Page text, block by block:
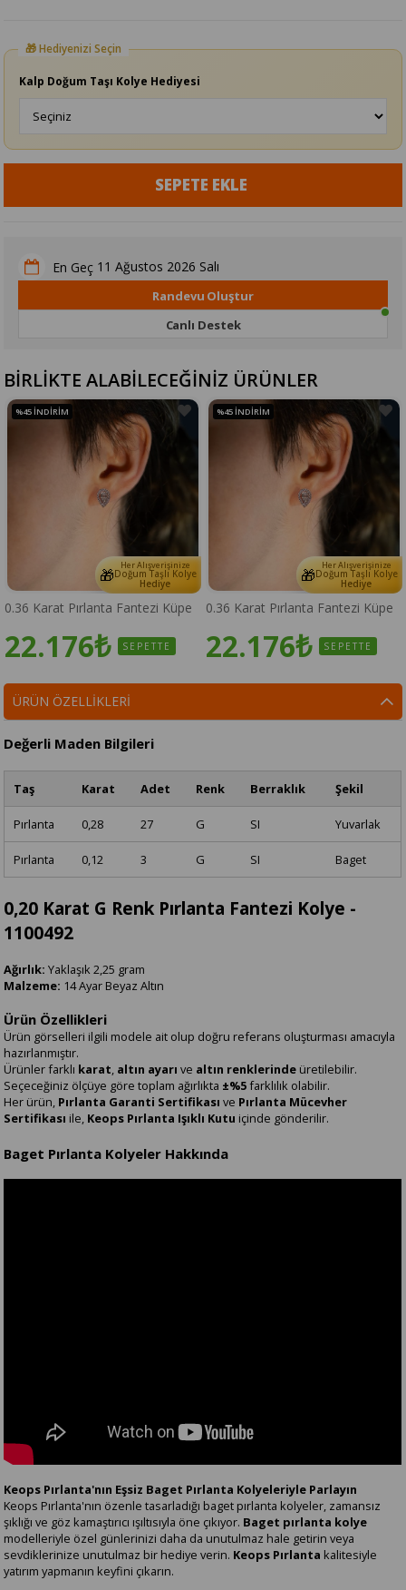
Kalp Doğum Taşı Kolye Hediyesi
En Geç 11 Ağustos 2026 Salı
Randevu Oluştur
Canlı Destek
ÜRÜN ÖZELLIKLERI
Değerli Maden Bilgileri
Taş Karat Adet Renk Berraklık Şekil
Pırlanta 0,28 27 G SI Yuvarlak
Pırlanta 0,12 3 G SI Baget
0,20 Karat G Renk Pırlanta Fantezi Kolye -
1100492
Ağırlık: Yaklaşık 2,25 gram
Malzeme: 14 Ayar Beyaz Altın
Ürün Özellikleri
Ürün görselleri ilgili modele ait olup doğru referans oluşturması amacıyla
hazırlanmıştır.
Ürünler farklı karat, altın ayarı ve altın renklerinde üretilebilir.
Seçeceğiniz ölçüye göre toplam ağırlıkta ±%5farklılık olabilir.
Her ürün, Pırlanta Garanti Sertifikası ve Pırlanta Mücevher
Sertifikası ile, Keops Pırlanta Işıklı Kutu içinde gönderilir.
Baget Pırlanta Kolyeler Hakkında
Keops Pırlanta'nın Eşsiz Baget Pırlanta Kolyeleriyle Parlayın
Keops Pırlanta'nın özenle tasarladığı baget pırlanta kolyeler, zamansız
şıklığı ve göz kamaştırıcı ışıltısıyla öne çıkıyor. Baget pırlanta kolye
modelleriyle özel günlerinizi daha da unutulmaz hale getirin veya
sevdiklerinize unutulmaz bir hediye verin. Keops Pırlanta kalitesiyle
yatırım yapmanın keyfini çıkarın.
BİRLİKTE ALABİLECEĞİNİZ ÜRÜNLER
🎁 Her Alışverişinize
Doğum Taşlı Kolye
Hediye
0.36 Karat Pırlanta Fantezi Küpe
22.176₺ SEPETTE
%45 İNDIRIM
🎁 Her Alışverişinize
Doğum Taşlı Kolye
Hediye
0.36 Karat Pırlanta Fantezi Küpe
22.176₺ SEPETTE
%45 İNDIRIM